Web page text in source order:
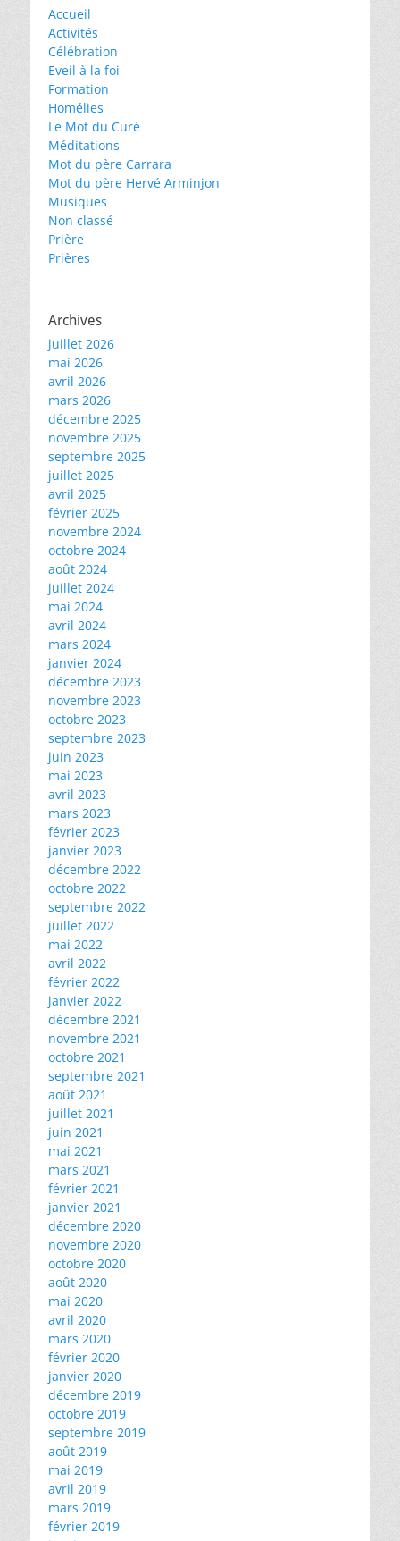
Accueil
Activités
Célébration
Eveil à la foi
Formation
Homélies
Le Mot du Curé
Méditations
Mot du père Carrara
Mot du père Hervé Arminjon
Musiques
Non classé
Prière
Prières
Archives
juillet 2026
mai 2026
avril 2026
mars 2026
décembre 2025
novembre 2025
septembre 2025
juillet 2025
avril 2025
février 2025
novembre 2024
octobre 2024
août 2024
juillet 2024
mai 2024
avril 2024
mars 2024
janvier 2024
décembre 2023
novembre 2023
octobre 2023
septembre 2023
juin 2023
mai 2023
avril 2023
mars 2023
février 2023
janvier 2023
décembre 2022
octobre 2022
septembre 2022
juillet 2022
mai 2022
avril 2022
février 2022
janvier 2022
décembre 2021
novembre 2021
octobre 2021
septembre 2021
août 2021
juillet 2021
juin 2021
mai 2021
mars 2021
février 2021
janvier 2021
décembre 2020
novembre 2020
octobre 2020
août 2020
mai 2020
avril 2020
mars 2020
février 2020
janvier 2020
décembre 2019
octobre 2019
septembre 2019
août 2019
mai 2019
avril 2019
mars 2019
février 2019